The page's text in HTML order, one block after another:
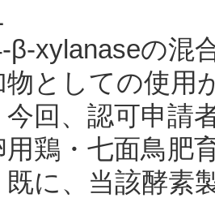
β-xylanaseの混
物としての使用
回、認可申請
用鶏・七面鳥肥
に、当該酵素